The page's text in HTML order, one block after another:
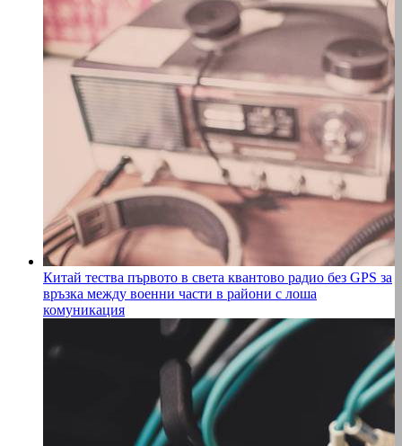
Китай тества първото в света квантово радио без GPS за
връзка между военни части в райони с лоша
комуникация